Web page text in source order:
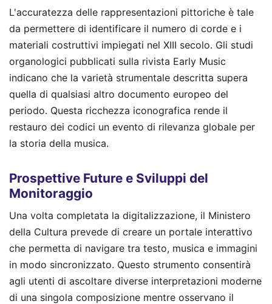
L'accuratezza delle rappresentazioni pittoriche è tale
da permettere di identificare il numero di corde e i
materiali costruttivi impiegati nel XIII secolo. Gli studi
organologici pubblicati sulla rivista Early Music
indicano che la varietà strumentale descritta supera
quella di qualsiasi altro documento europeo del
periodo. Questa ricchezza iconografica rende il
restauro dei codici un evento di rilevanza globale per
la storia della musica.
Prospettive Future e Sviluppi del
Monitoraggio
Una volta completata la digitalizzazione, il Ministero
della Cultura prevede di creare un portale interattivo
che permetta di navigare tra testo, musica e immagini
in modo sincronizzato. Questo strumento consentirà
agli utenti di ascoltare diverse interpretazioni moderne
di una singola composizione mentre osservano il